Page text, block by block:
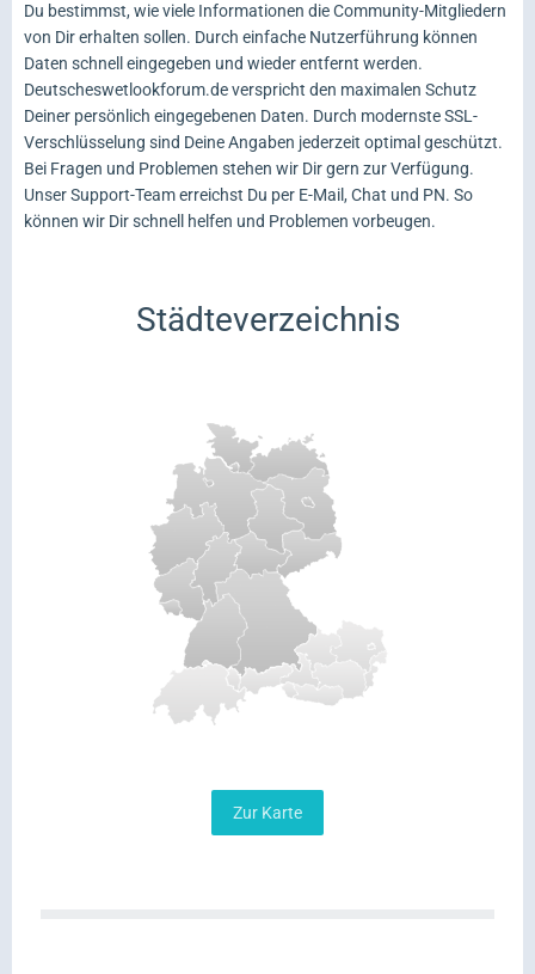
Du bestimmst, wie viele Informationen die Community-Mitgliedern
von Dir erhalten sollen. Durch einfache Nutzerführung können
Daten schnell eingegeben und wieder entfernt werden.
Deutscheswetlookforum.de verspricht den maximalen Schutz
Deiner persönlich eingegebenen Daten. Durch modernste SSL-
Verschlüsselung sind Deine Angaben jederzeit optimal geschützt.
Bei Fragen und Problemen stehen wir Dir gern zur Verfügung.
Unser Support-Team erreichst Du per E-Mail, Chat und PN. So
können wir Dir schnell helfen und Problemen vorbeugen.
Städteverzeichnis
Zur Karte